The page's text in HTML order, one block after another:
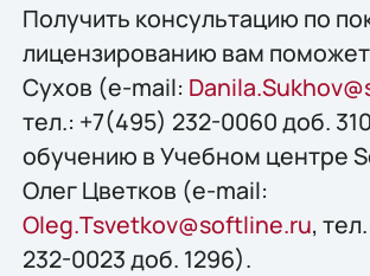
Получить консультацию по
лицензированию вам
Сухов (e-mail:
тел.: +7(495) 232-0060 доб.
обучению в Учебном центре
Олег Цветков (e-mail:
Oleg.Tsvetkov@softline.ru,
232-0023 доб. 1296).